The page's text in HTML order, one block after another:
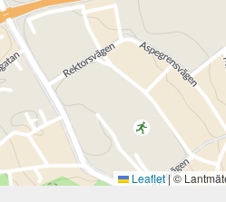
Leaflet|©